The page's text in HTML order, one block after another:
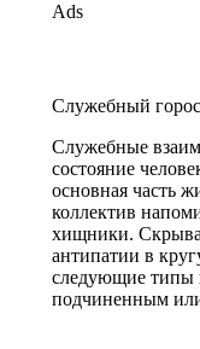
Ads
Служебный
Служебные
состояние
основная часть
коллектив
хищники.
антипатии в
следующие типы
подчиненным